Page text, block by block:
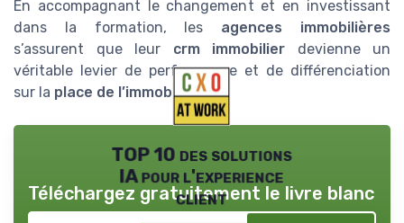
En accompagnant le changement et en investissant
dans la formation, les agences immobilières
s’assurent que leur crm immobilier devienne un
véritable levier de performance et de différenciation
sur la place de l’immobilier.
TOP 10 des solutions
IA pour l'experience
client
Téléchargez gratuitement le livre blanc